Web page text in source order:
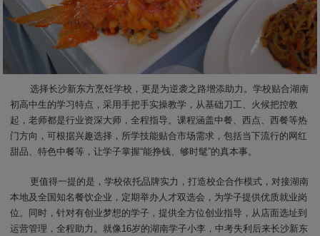
选择长沙新东方烹饪学校，更是为逆袭之路增添助力。学校贴合湖南
初高中生的学习特点，采用手把手实操教学，从基础刀工、火候把控教
起，老师都是行业资深大师，全程指导。课程涵盖中餐、西点、西餐等热
门方向，可根据兴趣选择，所学技能贴合市场需求，包括当下流行的网红
甜品、特色中餐等，让学子掌握“能挣钱、够时髦”的真本事。
更值得一提的是，学校依托品牌实力，打造校企合作模式，对接湖南
本地及全国知名餐饮企业，定期举办人才双选会，为学子提供优质就业岗
位。同时，针对有创业梦想的学子，提供全方位创业指导，从店面选址到
运营管理，全程助力。就像16岁的湖南学子小李，中考失利后来长沙新东